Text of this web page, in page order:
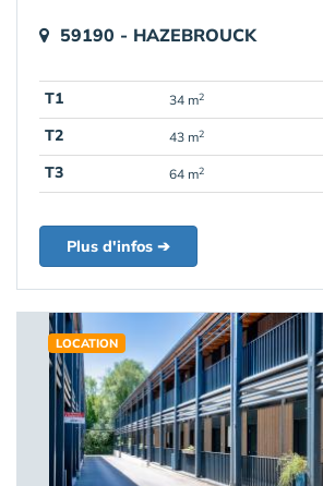
59190 - HAZEBROUCK
T1 34 m2
T2
43 m2
T3
64 m2
Plus d'infos ➔
LOCATION